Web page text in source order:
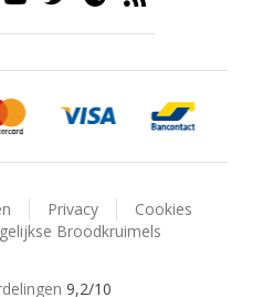
Privacy
Cookies
Broodkruimels
9,2/10